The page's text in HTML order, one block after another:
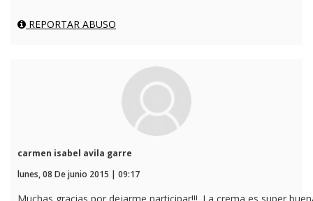
REPORTAR ABUSO
carmen isabel avila garre
lunes, 08 De junio 2015 | 09:17
Muchas gracias por dejarme participar!!!. La crema es super